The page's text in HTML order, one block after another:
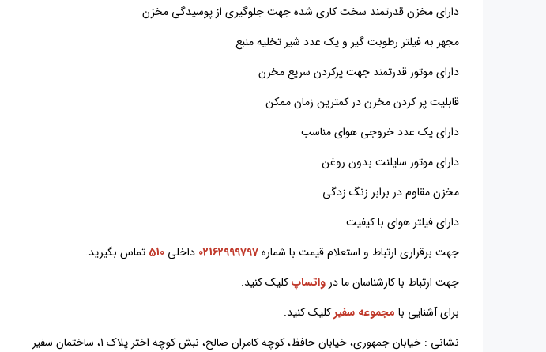
دارای مخزن قدرتمند سخت‌ کاری شده جهت جلوگیری از پوسیدگی مخزن
مجهز به فیلتر رطوبت‌ گیر و یک عدد شیر تخلیه منبع
دارای موتور قدرتمند جهت پرکردن سریع مخزن
قابلیت پر کردن مخزن در کمترین زمان ممکن
دارای یک عدد خروجی هوای مناسب
دارای موتور سایلنت بدون روغن
مخزن مقاوم در برابر زنگ زدگی
دارای فیلتر هوای با کیفیت
جهت برقراری ارتباط و استعلام قیمت با شماره02162999797 داخلی 510 تماس بگیرید.
جهت ارتباط با کارشناسان ما در واتساپکلیک کنید.
برای آشنایی با مجموعه سفیرکلیک کنید.
نشانی : خیابان جمهوری، خیابان حافظ، کوچه کامران صالح، نبش کوچه اختر پلاک 1، ساختمان سفیر